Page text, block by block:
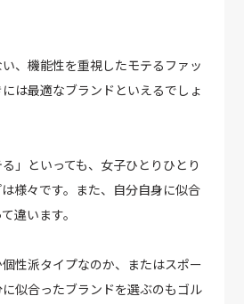
い、機能性を重視したモテるファッ
は最適なブランドといえるでしょ
る」といっても、女子ひとりひとり
様々です。また、自分自身に似合
違います。
性派タイプなのか、またはスポー
似合ったブランドを選ぶのもゴル